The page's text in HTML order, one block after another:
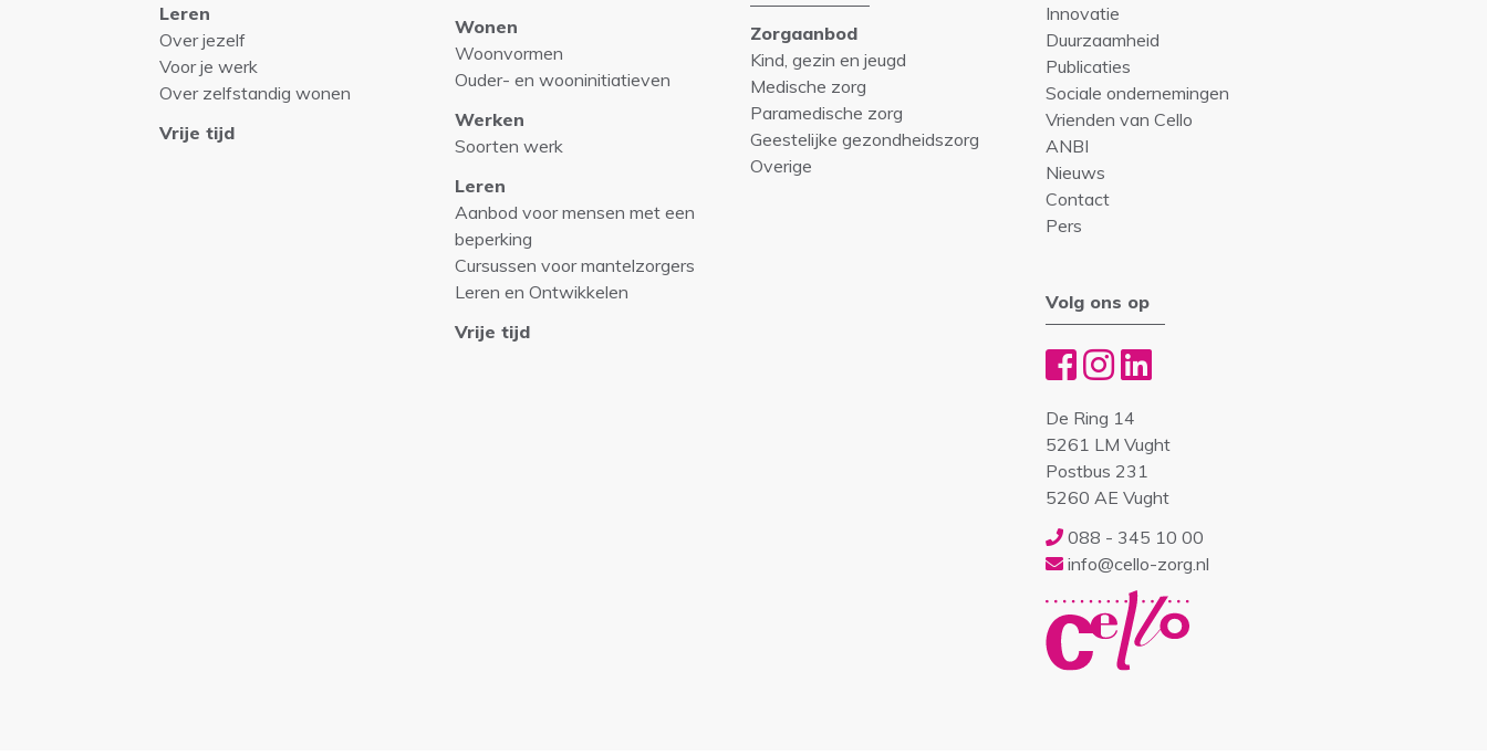
Leren
Over jezelf
Voor je werk
Over zelfstandig wonen
Vrije tijd
Wonen
Woonvormen
Ouder- en wooninitiatieven
Werken
Soorten werk
Leren
Aanbod voor mensen met een
beperking
Cursussen voor mantelzorgers
Leren en Ontwikkelen
Vrije tijd
Zorgaanbod
Kind, gezin en jeugd
Medische zorg
Paramedische zorg
Geestelijke gezondheidszorg
Overige
Innovatie
Duurzaamheid
Publicaties
Sociale ondernemingen
Vrienden van Cello
ANBI
Nieuws
Contact
Pers
Volg ons op
De Ring 14
5261 LM Vught
Postbus 231
5260 AE Vught
088 - 345 10 00
info@cello-zorg.nl